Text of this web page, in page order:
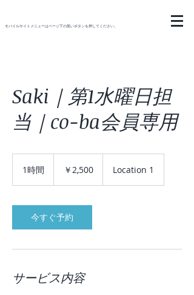
モバイルサイトメニューはページ下の黒いボタンを押してください。
Saki｜第1水曜日担
当｜co-ba会員専用
1時間 ￥2,500 Location 1
今すぐ予約
サービス内容